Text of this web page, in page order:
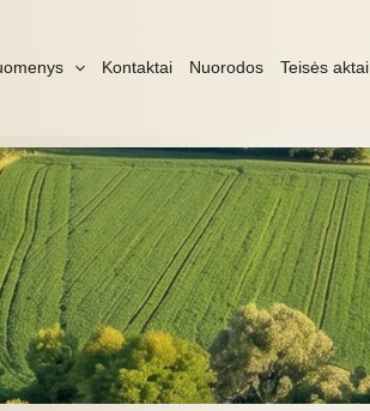
Kontaktai Nuorodos Teisės aktai